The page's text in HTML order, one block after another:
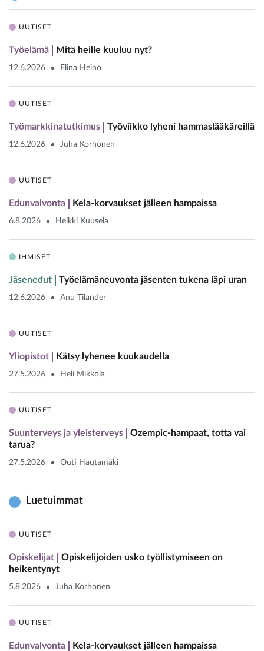
UUTISET
Työelämä Mitä heille kuuluu nyt?
12.6.2026 Elina Heino
UUTISET
Työmarkkinatutkimus Työviikko lyheni hammaslääkäreillä
12.6.2026 Juha Korhonen
UUTISET
Edunvalvonta Kela-korvaukset jälleen hampaissa
6.8.2026 Heikki Kuusela
IHMISET
Jäsenedut Työelämäneuvonta jäsenten tukena läpi uran
12.6.2026 Anu Tilander
UUTISET
Yliopistot Kätsy lyhenee kuukaudella
27.5.2026 Heli Mikkola
UUTISET
Suunterveys ja yleisterveys
Ozempic-hampaat, totta vai
tarua?
27.5.2026 Outi Hautamäki
Luetuimmat
UUTISET
Opiskelijat
Opiskelijoiden usko työllistymiseen on
heikentynyt
5.8.2026 Juha Korhonen
UUTISET
Edunvalvonta Kela-korvaukset jälleen hampaissa